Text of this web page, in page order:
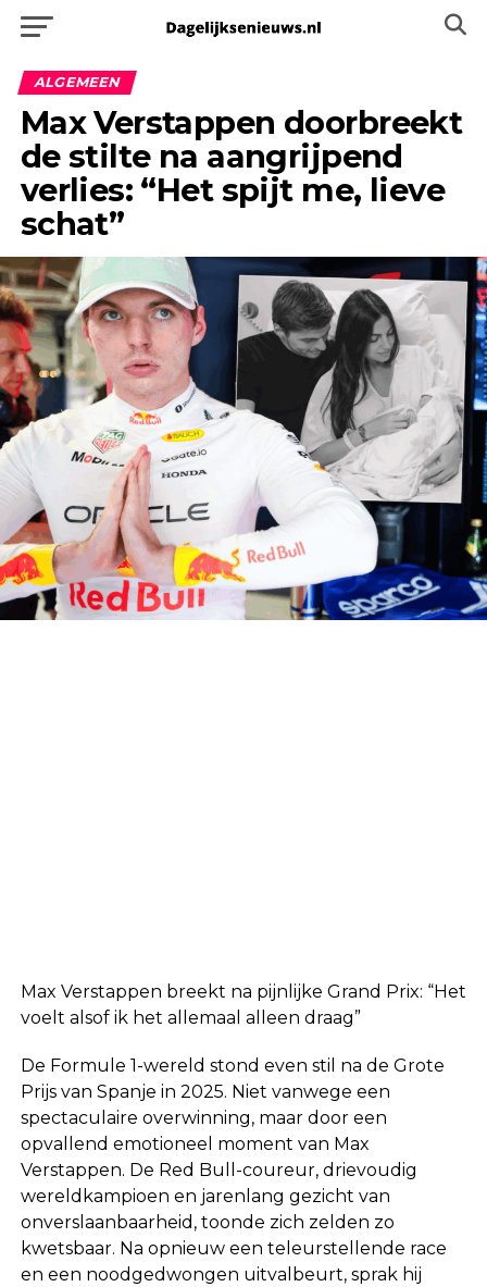
ALGEMEEN
Max Verstappen doorbreekt
de stilte na aangrijpend
verlies: “Het spijt me, lieve
schat”
Max Verstappen breekt na pijnlijke Grand Prix: “Het
voelt alsof ik het allemaal alleen draag”
De Formule 1-wereld stond even stil na de Grote
Prijs van Spanje in 2025. Niet vanwege een
spectaculaire overwinning, maar door een
opvallend emotioneel moment van Max
Verstappen. De Red Bull-coureur, drievoudig
wereldkampioen en jarenlang gezicht van
onverslaanbaarheid, toonde zich zelden zo
kwetsbaar. Na opnieuw een teleurstellende race
en een noodgedwongen uitvalbeurt, sprak hij